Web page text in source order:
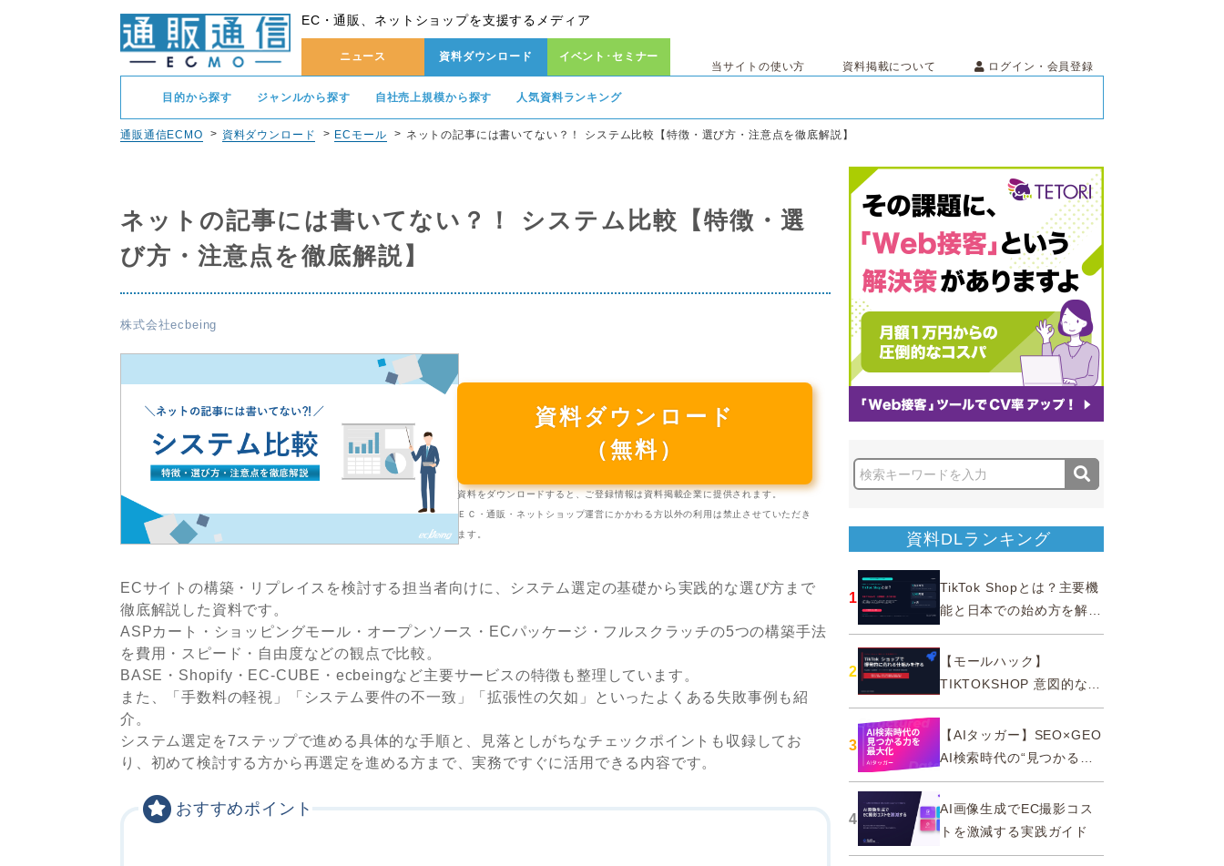
EC・通販、ネットショップを支援するメディア
ニュース 資料ダウンロード イベント･セミナー
当サイトの使い方 資料掲載について ログイン・会員登録
目的から探す ジャンルから探す 自社売上規模から探す 人気資料ランキング
通販通信ECMO 資料ダウンロード ECモール ネットの記事には書いてない？！ システム比較【特徴・選び方・注意点を徹底解説】
ネットの記事には書いてない？！ システム比較【特徴・選
び方・注意点を徹底解説】
株式会社ecbeing
資料ダウンロード
（無料）
資料をダウンロードすると、ご登録情報は資料掲載企業に提供されます。
ＥＣ・通販・ネットショップ運営にかかわる方以外の利用は禁止させていただき
ます。
ECサイトの構築・リプレイスを検討する担当者向けに、システム選定の基礎から実践的な選び方まで
徹底解説した資料です。
ASPカート・ショッピングモール・オープンソース・ECパッケージ・フルスクラッチの5つの構築手法
を費用・スピード・自由度などの観点で比較。
BASE・Shopify・EC-CUBE・ecbeingなど主要サービスの特徴も整理しています。
また、「手数料の軽視」「システム要件の不一致」「拡張性の欠如」といったよくある失敗事例も紹
介。
システム選定を7ステップで進める具体的な手順と、見落としがちなチェックポイントも収録してお
り、初めて検討する方から再選定を進める方まで、実務ですぐに活用できる内容です。
おすすめポイント
資料DLランキング
1
TikTok Shopとは？主要機
能と日本での始め方を解説
｜公式認定パートナー
2
【モールハック】
TIKTOKSHOP 意図的なバ
ズを生む法則
3
【AIタッガー】SEO×GEO
AI検索時代の“見つかる
力”を最大化
4
AI画像生成でEC撮影コス
トを激減する実践ガイド